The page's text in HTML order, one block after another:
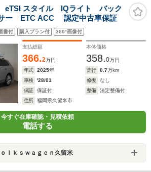
eTSI スタイル IQライト バック
ー ETC ACC 認定中古車保証
書付 購入プラン付 360°画像付
支払総額
366.2万円
本体価格
358.0万円
年式
2025年 走行 0.7万km
車検
'28/01 修復
なし
保証
保証付 整備
法定整備付
住所
福岡県久留米市
今すぐ在庫確認・見積依頼
電話する
ｌｋｓｗａｇｅｎ久留米